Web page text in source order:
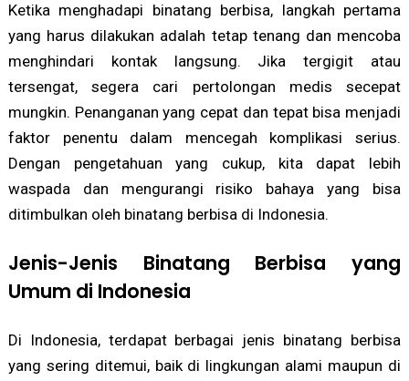
Ketika menghadapi binatang berbisa, langkah pertama
yang harus dilakukan adalah tetap tenang dan mencoba
menghindari kontak langsung. Jika tergigit atau
tersengat, segera cari pertolongan medis secepat
mungkin. Penanganan yang cepat dan tepat bisa menjadi
faktor penentu dalam mencegah komplikasi serius.
Dengan pengetahuan yang cukup, kita dapat lebih
waspada dan mengurangi risiko bahaya yang bisa
ditimbulkan oleh binatang berbisa di Indonesia.
Jenis-Jenis Binatang Berbisa yang
Umum di Indonesia
Di Indonesia, terdapat berbagai jenis binatang berbisa
yang sering ditemui, baik di lingkungan alami maupun di